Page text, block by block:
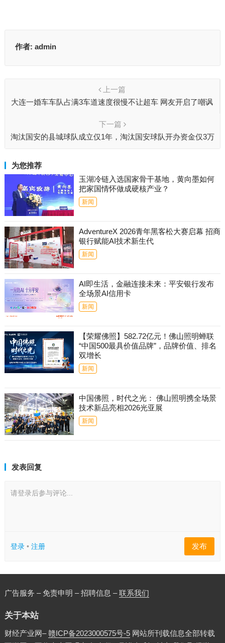
作者: admin
上一篇
大连一婚车车队占满3车道速度很慢不让超车 网友开启了嘲讽
下一篇
淘汰国安的县城球队成立仅1年，淘汰国安球队开办资金仅3万
为您推荐
玉湖冷链入选国家骨干基地，黄向墨如何
把家国情怀做成硬核产业？
新闻
AdventureX 2026青年黑客松大赛启幕 招商
银行赋能AI技术新生代
新闻
AI即生活，金融连接未来：平安银行发布
全场景AI信用卡
新闻
【荣耀佛照】582.72亿元！佛山照明蝉联
“中国500最具价值品牌”，品牌价值、排名
双增长
新闻
中国佛照，时代之光： 佛山照明携全场景
技术新品亮相2026光亚展
新闻
发表回复
请登录后参与评论...
登录• 注册 发布
广告服务 – 免责申明 – 招聘信息 –联系我们
关于本站
财经产业网–赣ICP备2023000575号-5网站所刊载信息全部转载